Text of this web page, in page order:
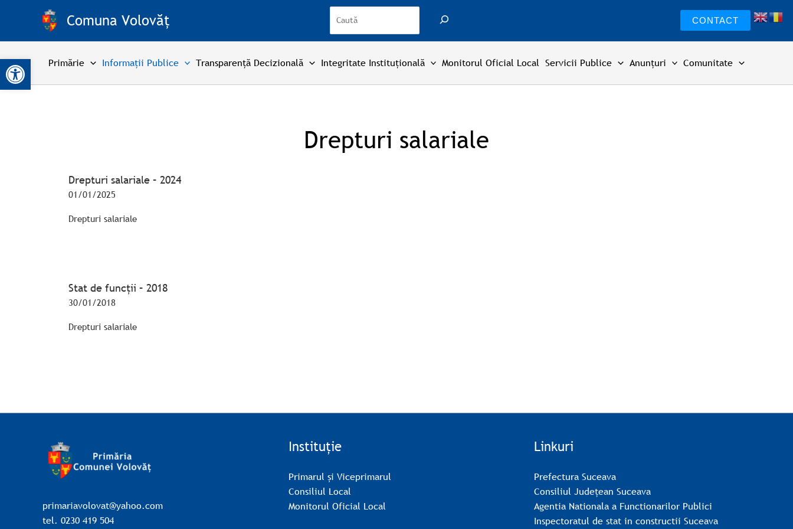
Open toolbar
Comuna Volovăț
Search
CONTACT
Primărie Informații Publice Transparență Decizională Integritate Instituțională Monitorul Oficial Local Servicii Publice Anunțuri Comunitate
Drepturi salariale
Drepturi salariale – 2024
01/01/2025
Drepturi salariale
Stat de funcții – 2018
30/01/2018
Drepturi salariale
primariavolovat@yahoo.com
tel. 0230 419 504
Instituție
Primarul și Viceprimarul
Consiliul Local
Monitorul Oficial Local
Linkuri
Prefectura Suceava
Consiliul Județean Suceava
Agentia Nationala a Functionarilor Publici
Inspectoratul de stat in constructii Suceava